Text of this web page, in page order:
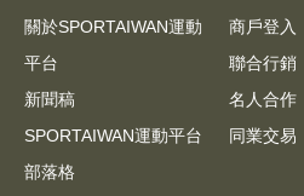
關於SPORTAIWAN運動
平台
新聞稿
SPORTAIWAN運動平台
部落格
商戶登入
聯合行銷
名人合作
同業交易